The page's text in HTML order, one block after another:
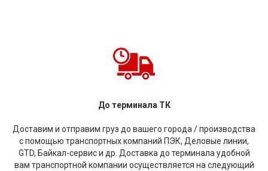
До терминала ТК
Доставим и отправим груз до вашего города / производства
с помощью транспортных компаний ПЭК, Деловые линии,
GTD, Байкал-сервис и др. Доставка до терминала удобной
вам транспортной компании осуществляется на следующий